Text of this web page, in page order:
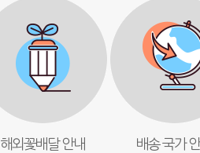
해외꽃배달 안내 배송 국가